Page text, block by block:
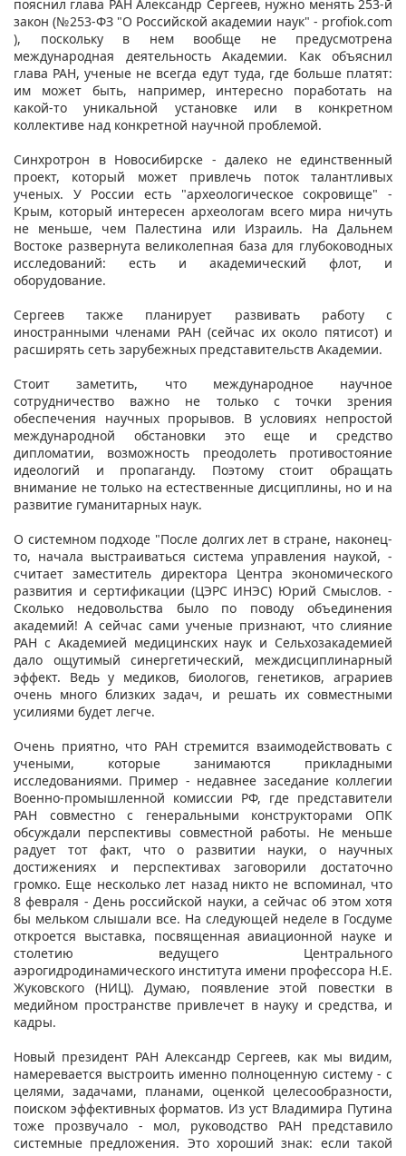
пояснил глава РАН Александр Сергеев, нужно менять 253-й
закон (№253-ФЗ "О Российской академии наук" - profiok.com
), поскольку в нем вообще не предусмотрена
международная деятельность Академии. Как объяснил
глава РАН, ученые не всегда едут туда, где больше платят:
им может быть, например, интересно поработать на
какой-то уникальной установке или в конкретном
коллективе над конкретной научной проблемой.
Синхротрон в Новосибирске - далеко не единственный
проект, который может привлечь поток талантливых
ученых. У России есть "археологическое сокровище" -
Крым, который интересен археологам всего мира ничуть
не меньше, чем Палестина или Израиль. На Дальнем
Востоке развернута великолепная база для глубоководных
исследований: есть и академический флот, и
оборудование.
Сергеев также планирует развивать работу с
иностранными членами РАН (сейчас их около пятисот) и
расширять сеть зарубежных представительств Академии.
Стоит заметить, что международное научное
сотрудничество важно не только с точки зрения
обеспечения научных прорывов. В условиях непростой
международной обстановки это еще и средство
дипломатии, возможность преодолеть противостояние
идеологий и пропаганду. Поэтому стоит обращать
внимание не только на естественные дисциплины, но и на
развитие гуманитарных наук.
О системном подходе "После долгих лет в стране, наконец-
то, начала выстраиваться система управления наукой, -
считает заместитель директора Центра экономического
развития и сертификации (ЦЭРС ИНЭС) Юрий Смыслов. -
Сколько недовольства было по поводу объединения
академий! А сейчас сами ученые признают, что слияние
РАН с Академией медицинских наук и Сельхозакадемией
дало ощутимый синергетический, междисциплинарный
эффект. Ведь у медиков, биологов, генетиков, аграриев
очень много близких задач, и решать их совместными
усилиями будет легче.
Очень приятно, что РАН стремится взаимодействовать с
учеными, которые занимаются прикладными
исследованиями. Пример - недавнее заседание коллегии
Военно-промышленной комиссии РФ, где представители
РАН совместно с генеральными конструкторами ОПК
обсуждали перспективы совместной работы. Не меньше
радует тот факт, что о развитии науки, о научных
достижениях и перспективах заговорили достаточно
громко. Еще несколько лет назад никто не вспоминал, что
8 февраля - День российской науки, а сейчас об этом хотя
бы мельком слышали все. На следующей неделе в Госдуме
откроется выставка, посвященная авиационной науке и
столетию ведущего Центрального
аэрогидродинамического института имени профессора Н.Е.
Жуковского (НИЦ). Думаю, появление этой повестки в
медийном пространстве привлечет в науку и средства, и
кадры.
Новый президент РАН Александр Сергеев, как мы видим,
намеревается выстроить именно полноценную систему - с
целями, задачами, планами, оценкой целесообразности,
поиском эффективных форматов. Из уст Владимира Путина
тоже прозвучало - мол, руководство РАН представило
системные предложения. Это хороший знак: если такой